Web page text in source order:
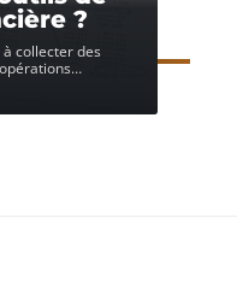
?
collecter des
…